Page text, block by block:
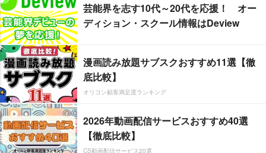
芸能界を志す10代～20代を応援！ オー
ディション・スクール情報はDeview
漫画読み放題サブスクおすすめ11選【徹
底比較】
オリコン顧客満足度ランキング
2026年動画配信サービスおすすめ40選
【徹底比較】
CS動画配信サービス20選